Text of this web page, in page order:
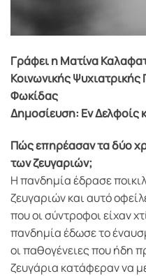
Γράφει η Ματίνα
Κοινωνικής
Φωκίδας
Δημοσίευση: Εν Δελφοίς
Πώς επηρέασαν τα δύο
των ζευγαριών;
Η πανδημία έδρασε
ζευγαριών και αυτό
που οι σύντροφοι είχαν
πανδημία έδωσε το
οι παθογένειες που ήδη
ζευγάρια κατάφεραν να